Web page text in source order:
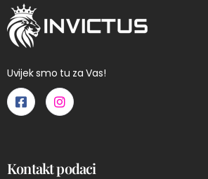
Uvijek smo tu za Vas!
Kontakt podaci